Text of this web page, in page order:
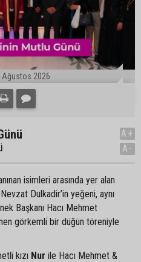
Ağustos 2026
A+
A-
isimleri arasında yer alan
Dulkadir’in yeğeni, aynı
Başkanı Hacı Mehmet
görkemli bir düğün töreniyle
kızı Nur ile Hacı Mehmet &